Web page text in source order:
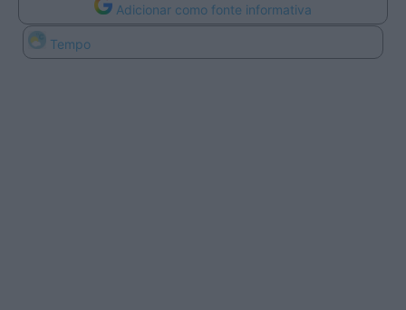
Adicionar como fonte informativa
Tempo